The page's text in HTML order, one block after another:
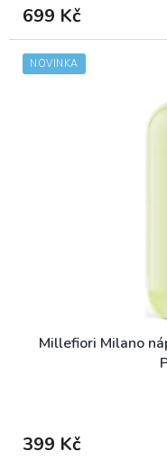
699 Kč
NOVINKA
Millefiori Milano
399 Kč